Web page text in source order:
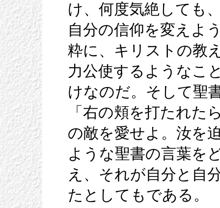
け、何度気絶しても
自分の信仰を変えよ
粋に、キリストの教
力公使するようなこ
けなのだ。そして聖
「右の頬を打たれた
の敵を愛せよ。汝を
ような聖書の言葉を
え、それが自分と自
たとしてもである。